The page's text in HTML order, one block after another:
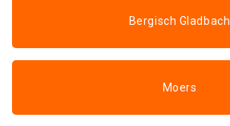
Bergisch Gladbach
Moers